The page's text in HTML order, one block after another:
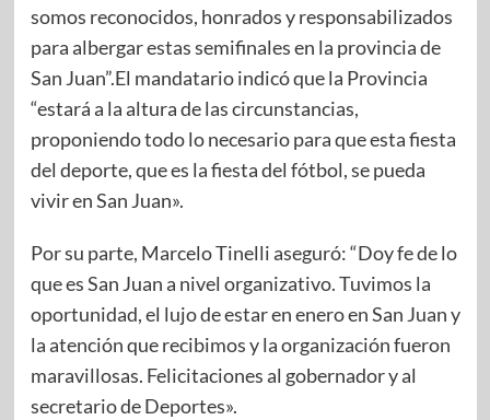
somos reconocidos, honrados y responsabilizados
para albergar estas semifinales en la provincia de
San Juan”.El mandatario indicó que la Provincia
“estará a la altura de las circunstancias,
proponiendo todo lo necesario para que esta fiesta
del deporte, que es la fiesta del fótbol, se pueda
vivir en San Juan».
Por su parte, Marcelo Tinelli aseguró: “Doy fe de lo
que es San Juan a nivel organizativo. Tuvimos la
oportunidad, el lujo de estar en enero en San Juan y
la atención que recibimos y la organización fueron
maravillosas. Felicitaciones al gobernador y al
secretario de Deportes».